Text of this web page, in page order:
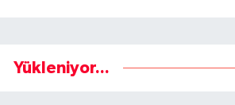
Yükleniyor...